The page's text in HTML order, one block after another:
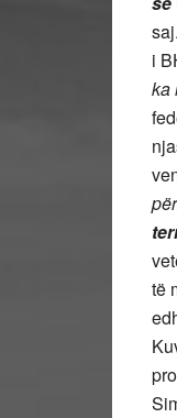
i
ka
të